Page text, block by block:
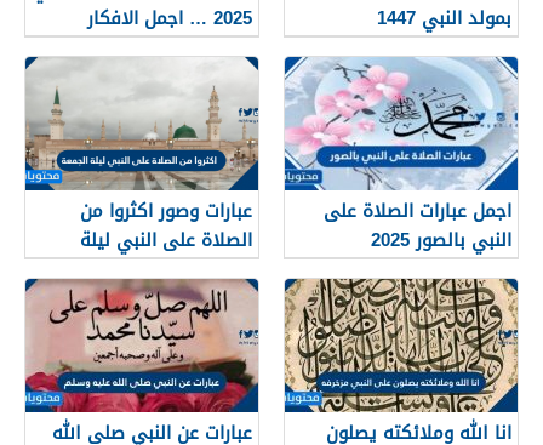
بمولد النبي 1447
2025 … اجمل الافكار
للاحتفال في المولد النبوي
1447
اجمل عبارات الصلاة على
النبي بالصور 2025
عبارات وصور اكثروا من
الصلاة على النبي ليلة
الجمعة
انا الله وملائكته يصلون عبارات عن النبي صلى الله